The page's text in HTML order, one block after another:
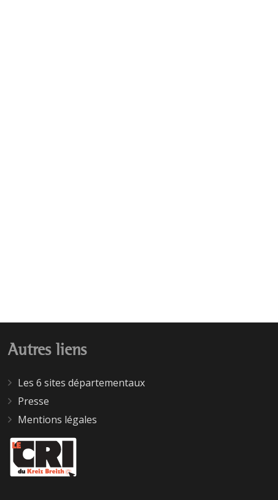
Autres liens
Les 6 sites départementaux
Presse
Mentions légales